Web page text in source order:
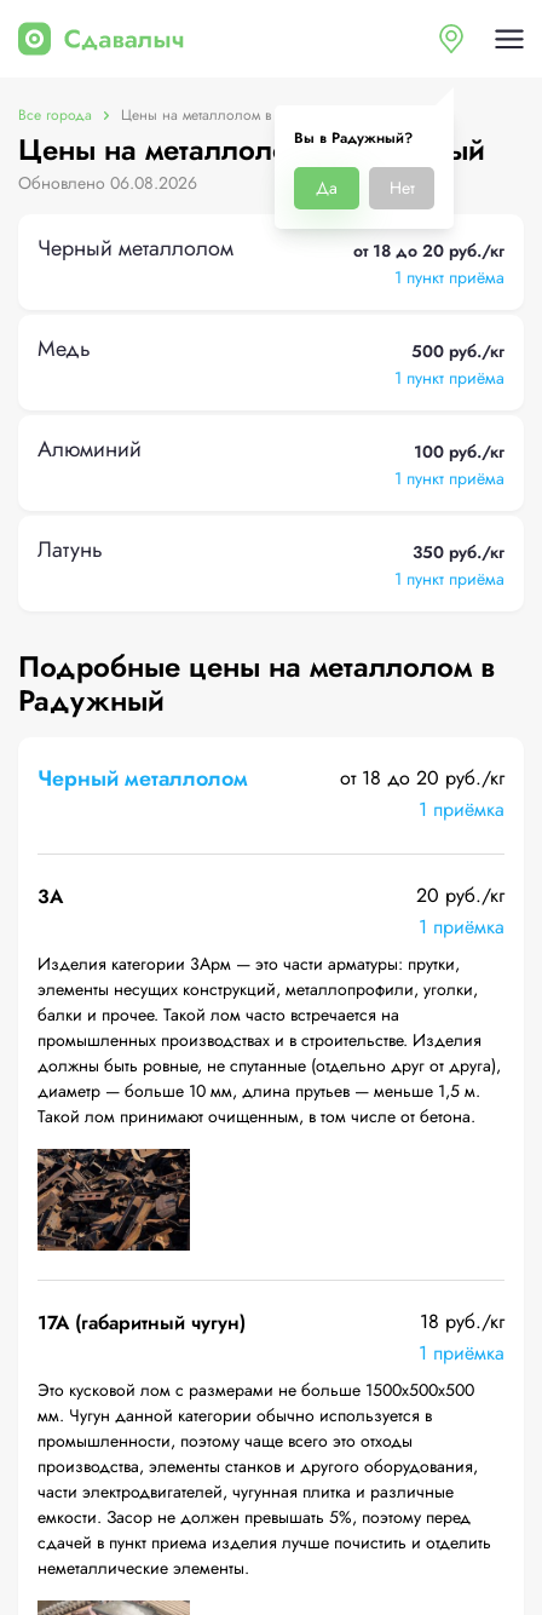
Вы в Радужный?
Да Нет
Все города Цены на металлолом в Радужный
Цены на металлолом в Радужный
Обновлено 06.08.2026
Черный металлолом
от 18 до 20 руб./кг
1 пункт приёма
Медь
500 руб./кг
1 пункт приёма
Алюминий
100 руб./кг
1 пункт приёма
Латунь
350 руб./кг
1 пункт приёма
Подробные цены на металлолом в
Радужный
Черный металлолом
от 18 до 20 руб./кг
1 приёмка
3А
20 руб./кг
1 приёмка
Изделия категории 3Арм — это части арматуры: прутки,
элементы несущих конструкций, металлопрофили, уголки,
балки и прочее. Такой лом часто встречается на
промышленных производствах и в строительстве. Изделия
должны быть ровные, не спутанные (отдельно друг от друга),
диаметр — больше 10 мм, длина прутьев — меньше 1,5 м.
Такой лом принимают очищенным, в том числе от бетона.
17А (габаритный чугун)
18 руб./кг
1 приёмка
Это кусковой лом с размерами не больше 1500х500х500
мм. Чугун данной категории обычно используется в
промышленности, поэтому чаще всего это отходы
производства, элементы станков и другого оборудования,
части электродвигателей, чугунная плитка и различные
емкости. Засор не должен превышать 5%, поэтому перед
сдачей в пункт приема изделия лучше почистить и отделить
неметаллические элементы.